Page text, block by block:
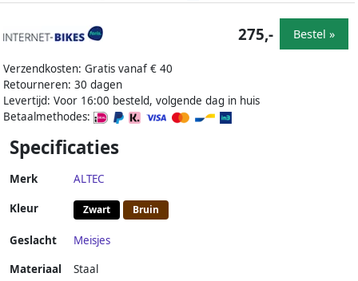
Verzendkosten: Gratis vanaf € 40
Retourneren: 30 dagen
Levertijd: Voor 16:00 besteld, volgende dag in huis
Betaalmethodes:
275,- Bestel »
Specificaties
Merk ALTEC
Kleur Zwart Bruin
Geslacht
Meisjes
Materiaal
Staal